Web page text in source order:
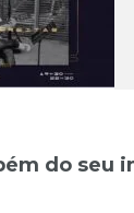
do seu